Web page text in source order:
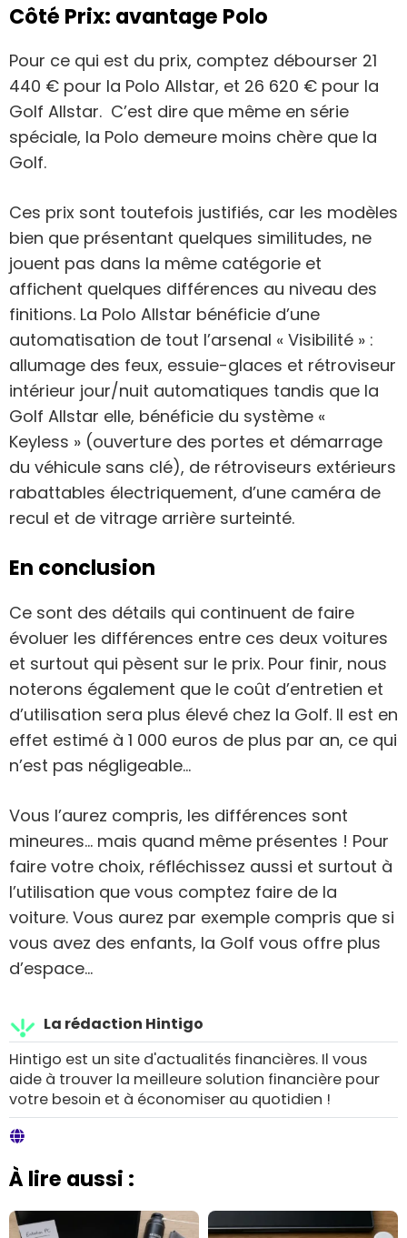
Côté Prix: avantage Polo
Pour ce qui est du prix, comptez débourser 21
440 € pour la Polo Allstar, et 26 620 € pour la
Golf Allstar. C’est dire que même en série
spéciale, la Polo demeure moins chère que la
Golf.
Ces prix sont toutefois justifiés, car les modèles
bien que présentant quelques similitudes, ne
jouent pas dans la même catégorie et
affichent quelques différences au niveau des
finitions. La Polo Allstar bénéficie d’une
automatisation de tout l’arsenal « Visibilité » :
allumage des feux, essuie-glaces et rétroviseur
intérieur jour/nuit automatiques tandis que la
Golf Allstar elle, bénéficie du système «
Keyless » (ouverture des portes et démarrage
du véhicule sans clé), de rétroviseurs extérieurs
rabattables électriquement, d’une caméra de
recul et de vitrage arrière surteinté.
En conclusion
Ce sont des détails qui continuent de faire
évoluer les différences entre ces deux voitures
et surtout qui pèsent sur le prix. Pour finir, nous
noterons également que le coût d’entretien et
d’utilisation sera plus élevé chez la Golf. Il est en
effet estimé à 1 000 euros de plus par an, ce qui
n’est pas négligeable…
Vous l’aurez compris, les différences sont
mineures… mais quand même présentes ! Pour
faire votre choix, réfléchissez aussi et surtout à
l’utilisation que vous comptez faire de la
voiture. Vous aurez par exemple compris que si
vous avez des enfants, la Golf vous offre plus
d’espace…
La rédaction Hintigo
Hintigo est un site d'actualités financières. Il vous
aide à trouver la meilleure solution financière pour
votre besoin et à économiser au quotidien !
À lire aussi :